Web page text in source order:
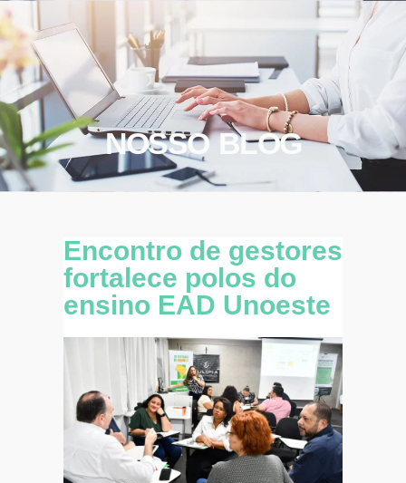
NOSSO BLOG
Encontro de gestores
fortalece polos do
ensino EAD Unoeste